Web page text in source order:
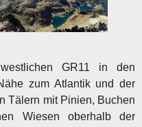
GR11 in den
zum Atlantik und der
Tälern mit Pinien, Buchen
Wiesen oberhalb der